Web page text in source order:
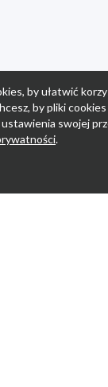
by ułatwić
by pliki
swojej
.